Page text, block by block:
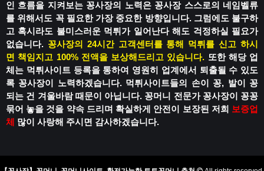
인 흐름을 지켜보는 꽁사장의 노력은 꽁사장 스스로의 네임벨류
를 위해서도 꼭 필요한 가장 중요한 방향입니다. 그럼에도 불구하
고 혹시라도 불미스러운 먹튀가 일어난다 해도 걱정하실 필요가
없습니다. 꽁사장의 24시간 고객센터를 통해 먹튀를 신고 하시
면책임지고 100% 전액을 보상해드리고 있습니다. 또한 해당 업
체는 먹튀사이트 등록을 통하여 영원히 업계에서 퇴출될 수 있도
록 꽁사장이 노력하겠습니다. 먹튀사이트들의 손이 꽁, 발이 꽁
되는 건 겨울바람 때문이 아닙니다. 꽁머니 전문가 꽁사장이 꽁꽁
묶어 놓을 것을 약속 드리며 확실하게 안전이 보장된 저희 보증업
체
많이 사랑해 주시면 감사하겠습니다.